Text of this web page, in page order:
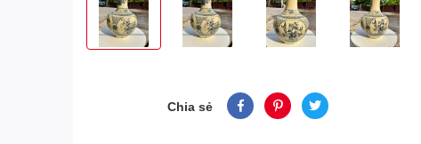
Chia sẻ